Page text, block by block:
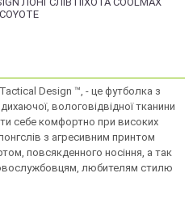
Design ™, - це футболка з
вологовідвідної тканини
себе комфортно при високих
з агресивним принтом
повсякденного носіння, а так
любителям стилю